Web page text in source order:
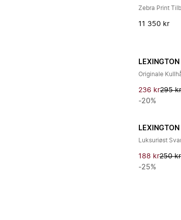
Zebra Print
11 350 kr
LEXINGTON
Originale
236 kr295
-20%
LEXINGTON
Luksuriøst
188 kr250 kr
-25%